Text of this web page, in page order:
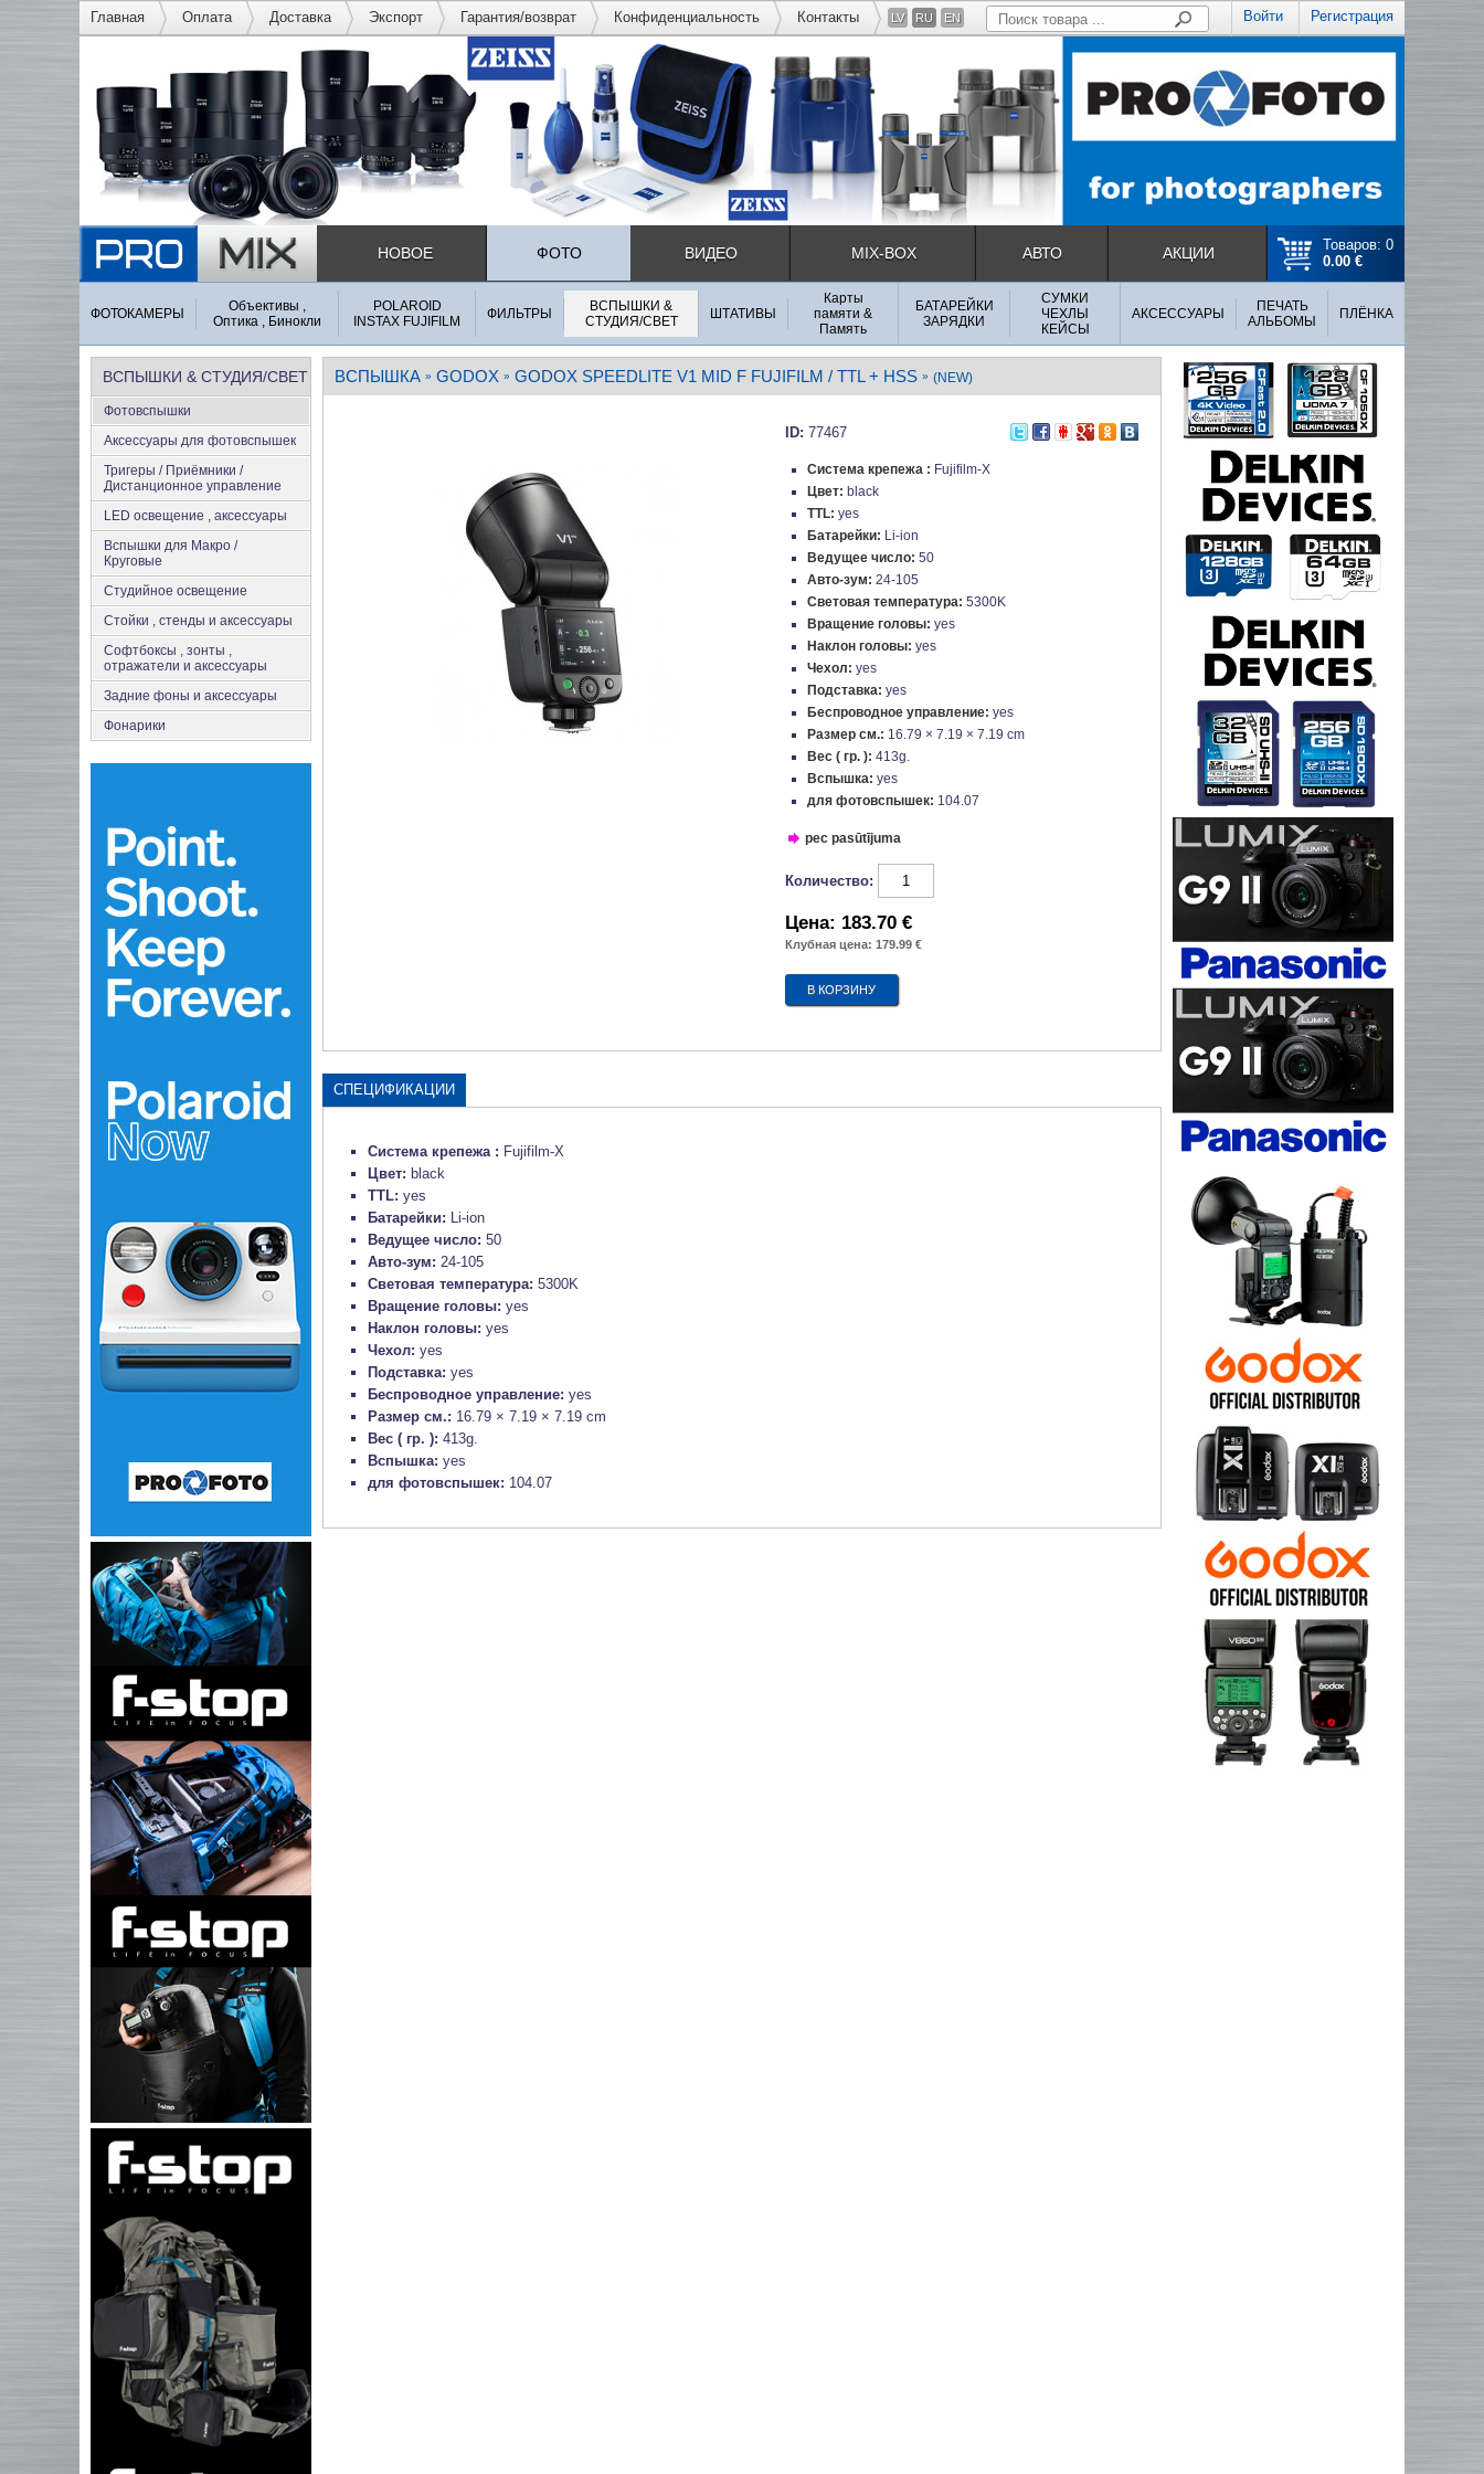
Главная Оплата Доставка Экспорт Гарантия/возврат Конфиденциальность Контакты Войти Регистрация
LV RU EN
Товаров: 0
0.00 €
НОВОЕ ФОТО ВИДЕО MIX-BOX АВТО АКЦИИ
ФОТОКАМЕРЫ
Объективы ,
Оптика , Бинокли
POLAROID
INSTAX FUJIFILM
ФИЛЬТРЫ
ВСПЫШКИ &
СТУДИЯ/СВЕТ
ШТАТИВЫ
Карты
памяти &
Память
БАТАРЕЙКИ
ЗАРЯДКИ
СУМКИ
ЧЕХЛЫ
КЕЙСЫ
АКСЕССУАРЫ
ПЕЧАТЬ
АЛЬБОМЫ
ПЛЁНКА
ВСПЫШКИ & СТУДИЯ/СВЕТ
Фотовспышки
Аксеcсуары для фотовспышек
Тригеры / Приёмники /
Дистанционное управление
LED освещение , аксессуары
Вспышки для Макро /
Круговые
Студийное освещение
Стойки , стенды и аксессуары
Софтбоксы , зонты ,
отражатели и аксессуары
Задние фоны и аксессуары
Фонарики
ВСПЫШКА » GODOX » GODOX SPEEDLITE V1 MID F FUJIFILM / TTL + HSS » (NEW)
ID: 77467
Система крепежа : Fujifilm-X
Цвет: black
TTL: yes
Батарейки: Li-ion
Ведущее число: 50
Авто-зум: 24-105
Световая температура: 5300K
Вращение головы: yes
Наклон головы: yes
Чехол: yes
Подставка: yes
Беспроводное управление: yes
Размер см.: 16.79 × 7.19 × 7.19 cm
Вес ( гр. ): 413g.
Вспышка: yes
для фотовспышек: 104.07
pec pasūtījuma
Количество:
Цена: 183.70 €
Клубная цена: 179.99 €
СПЕЦИФИКАЦИИ
Система крепежа : Fujifilm-X
Цвет: black
TTL: yes
Батарейки:
Li-ion
Ведущее число: 50
Авто-зум: 24-105
Световая температура: 5300K
Вращение головы: yes
Наклон головы: yes
Чехол: yes
Подставка: yes
Беспроводное управление: yes
Размер см.: 16.79 × 7.19 × 7.19 cm
Вес ( гр. ): 413g.
Вспышка: yes
для фотовспышек: 104.07